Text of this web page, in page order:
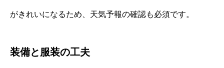
がきれいになるため、天気予報の確認も必須です。
装備と服装の工夫